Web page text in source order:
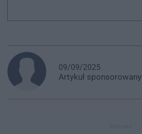
09/09/2025
Artykuł sponsorowany